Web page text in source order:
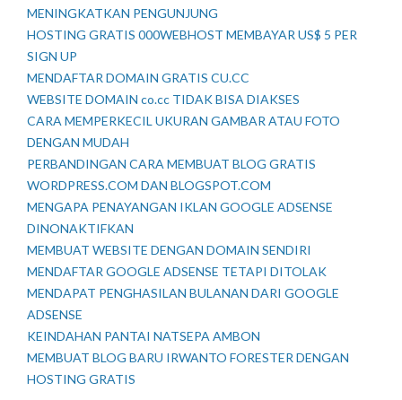
MENINGKATKAN PENGUNJUNG
HOSTING GRATIS 000WEBHOST MEMBAYAR US$ 5 PER
SIGN UP
MENDAFTAR DOMAIN GRATIS CU.CC
WEBSITE DOMAIN co.cc TIDAK BISA DIAKSES
CARA MEMPERKECIL UKURAN GAMBAR ATAU FOTO
DENGAN MUDAH
PERBANDINGAN CARA MEMBUAT BLOG GRATIS
WORDPRESS.COM DAN BLOGSPOT.COM
MENGAPA PENAYANGAN IKLAN GOOGLE ADSENSE
DINONAKTIFKAN
MEMBUAT WEBSITE DENGAN DOMAIN SENDIRI
MENDAFTAR GOOGLE ADSENSE TETAPI DITOLAK
MENDAPAT PENGHASILAN BULANAN DARI GOOGLE
ADSENSE
KEINDAHAN PANTAI NATSEPA AMBON
MEMBUAT BLOG BARU IRWANTO FORESTER DENGAN
HOSTING GRATIS